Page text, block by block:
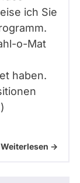
ich Sie
o-Mat
haben.
Weiterlesen ->